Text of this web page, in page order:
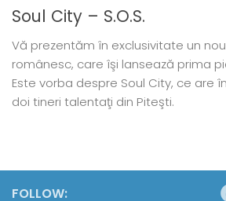
Soul City – S.O.S.
Vă prezentăm în exclusivitate un
românesc, care îşi lansează prima
Este vorba despre Soul City, ce are
doi tineri talentaţi din Piteşti.
FOLLOW: